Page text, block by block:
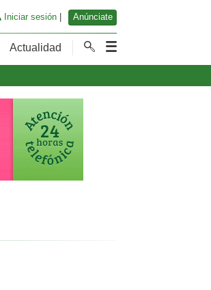
Iniciar sesión| Anúnciate
Actualidad